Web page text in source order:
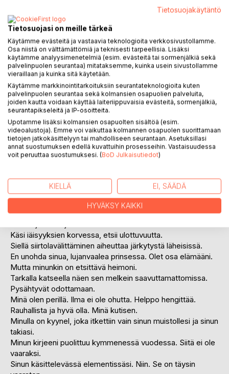
Olet kauniimpi auki, suojamuurien ponnari tekee sinusta
rotkon.
Kierrän kaukaa sen vaarat, en ota riskiä, että tipahdan.
Kaunis olet.
Mutta auki oleva ihminen kumartaa kipua, se johtaa tätä
matkaa paratiisiin
Puro rakkautta ylitettiin ja suojaavat tekijät kastuivat
käyttökelvottomiksi.
Pistä vain nekin kuivumaan taas. Elämäsi säästät kaikkea
joutavaa.
Roskiin kelpaavaa. Miksi? Miksi et ole se kuka olet?
Vaan olet käskevä kusipäiden kuningatar.
Loppu elämäsi tukanvaalea hymysi kietoo itsensä koviin
Hyvästijätön aika jollekin. Se oli hienoa aikaa.
Muistoissa hetkemme ystävinä, halauksen haalea tee ei
Tapaamiset harvenevat. Kohta on vain kirkas tarinakuutamo.
Käsi iäisyyksien korvessa, etsii ulottuvuutta.
Siellä siirtolavälittäminen aiheuttaa järkytystä läheisissä.
En unohda sinua, lujanvaalea prinsessa. Olet osa elämääni.
Mutta minunkin on etsittävä heimoni.
Tarkalla katseella näen sen melkein saavuttamattomissa.
Pysähtyvät odottamaan.
Minä olen perillä. Ilma ei ole ohutta. Helppo hengittää.
Rauhallista ja hyvä olla. Minä kutisen.
Minulla on kyynel, joka itkettiin vain sinun muistollesi ja sinun
takiasi.
Minun kirjeeni puolittuu kymmenessä vuodessa. Siitä ei ole
vaaraksi.
Sinun käsittelevässä elementissäsi. Niin. Se on täysin
Tietosuojakäytäntö
Tietosuojasi on meille tärkeä
Käytämme evästeitä ja vastaavia teknologioita verkkosivustollamme.
Osa niistä on välttämättömiä ja teknisesti tarpeellisia. Lisäksi
käytämme analyysimenetelmiä (esim. evästeitä tai sormenjälkiä sekä
palvelinpuolen seurantaa) mitataksemme, kuinka usein sivustollamme
vieraillaan ja kuinka sitä käytetään.
Käytämme markkinointitarkoituksiin seurantateknologioita kuten
palvelinpuolen seurantaa sekä kolmansien osapuolien palveluita,
joiden kautta voidaan käyttää laiteriippuvaisia evästeitä, sormenjälkiä,
seurantapikseleitä ja IP-osoitteita.
Upotamme lisäksi kolmansien osapuolten sisältöä (esim.
videoalustoja). Emme voi vaikuttaa kolmannen osapuolen suorittamaan
tietojen jatkokäsittelyyn tai mahdolliseen seurantaan. Asetuksillasi
annat suostumuksen edellä kuvattuihin prosesseihin. Vastaisuudessa
voit peruuttaa suostumuksesi. (BoD Julkaisutiedot)
KIELLÄ EI, SÄÄDÄ
HYVÄKSY KAIKKI